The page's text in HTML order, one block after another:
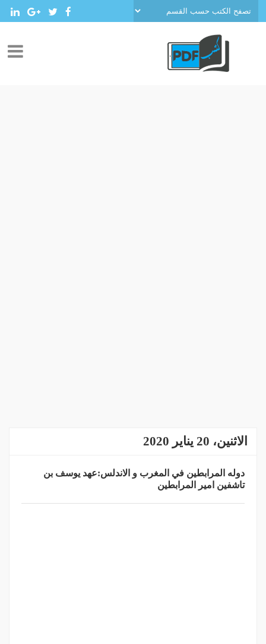
الاثنين، 20 يناير 2020
دوله المرابطين في المغرب و الاندلس:عهد يوسف بن
تاشفين امير المرابطين